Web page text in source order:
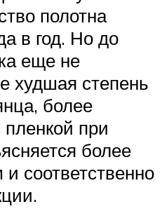
полотна
в год. Но до
еще не
худшая степень
более
при
более
соответственно